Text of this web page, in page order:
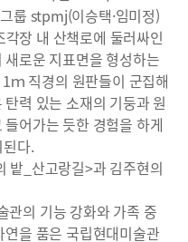
룹 stpmj(이승택·임미정)
장 내 산책로에 둘러싸인
로운 지표면을 형성하는
ｍ 직경의 원판들이 군집해
력 있는 소재의 기둥과 원
어가는 듯한 경험을 하게
다.
밭_산고랑길>과 김주현의
관의 기능 강화와 가족 중
을 품은 국립현대미술관